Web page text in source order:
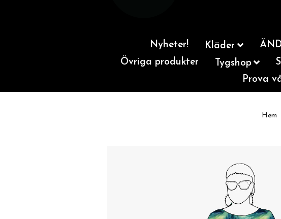
Nyheter! Kläder
Övriga produkter
Tygshop
Prova
Hem